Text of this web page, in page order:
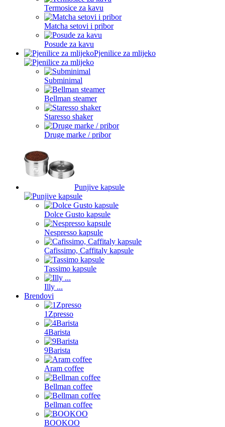
Termosice za kavu
Matcha setovi i pribor
Posude za kavu
Pjenilice za mlijeko
Subminimal
Bellman steamer
Staresso shaker
Druge marke / pribor
Punjive kapsule
Dolce Gusto kapsule
Nespresso kapsule
Cafissimo, Caffitaly kapsule
Tassimo kapsule
Illy ...
Brendovi
1Zpresso
4Barista
9Barista
Aram coffee
Bellman coffee
Bellman coffee
BOOKOO